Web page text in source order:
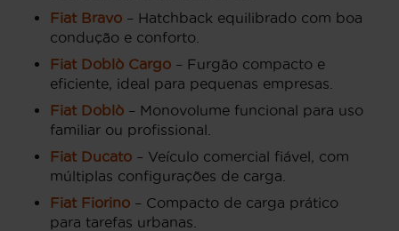
Fiat Bravo – Hatchback equilibrado com boa
condução e conforto.
Fiat Doblò Cargo – Furgão compacto e
eficiente, ideal para pequenas empresas.
Fiat Doblò – Monovolume funcional para uso
familiar ou profissional.
Fiat Ducato – Veículo comercial fiável, com
múltiplas configurações de carga.
Fiat Fiorino – Compacto de carga prático
para tarefas urbanas.